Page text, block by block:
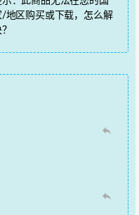
/地区购买或下载，怎么解